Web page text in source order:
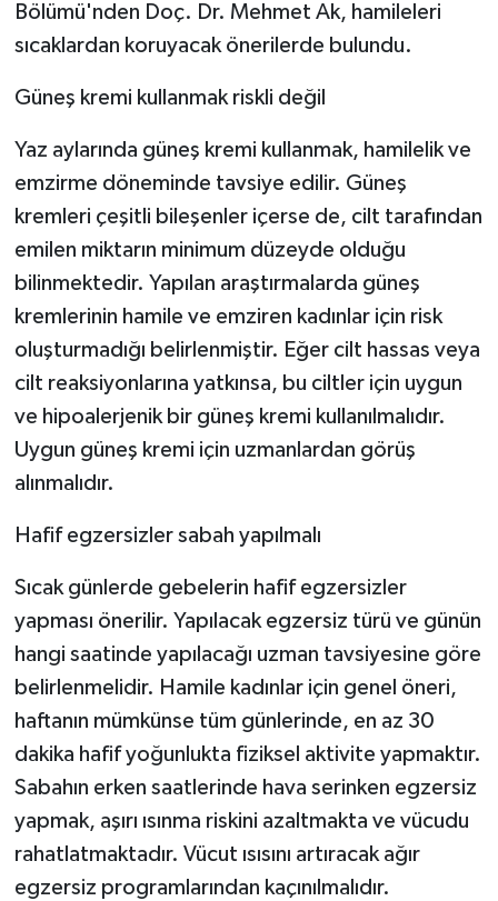
Bölümü'nden Doç. Dr. Mehmet Ak, hamileleri
sıcaklardan koruyacak önerilerde bulundu.
Güneş kremi kullanmak riskli değil
Yaz aylarında güneş kremi kullanmak, hamilelik ve
emzirme döneminde tavsiye edilir. Güneş
kremleri çeşitli bileşenler içerse de, cilt tarafından
emilen miktarın minimum düzeyde olduğu
bilinmektedir. Yapılan araştırmalarda güneş
kremlerinin hamile ve emziren kadınlar için risk
oluşturmadığı belirlenmiştir. Eğer cilt hassas veya
cilt reaksiyonlarına yatkınsa, bu ciltler için uygun
ve hipoalerjenik bir güneş kremi kullanılmalıdır.
Uygun güneş kremi için uzmanlardan görüş
alınmalıdır.
Hafif egzersizler sabah yapılmalı
Sıcak günlerde gebelerin hafif egzersizler
yapması önerilir. Yapılacak egzersiz türü ve günün
hangi saatinde yapılacağı uzman tavsiyesine göre
belirlenmelidir. Hamile kadınlar için genel öneri,
haftanın mümkünse tüm günlerinde, en az 30
dakika hafif yoğunlukta fiziksel aktivite yapmaktır.
Sabahın erken saatlerinde hava serinken egzersiz
yapmak, aşırı ısınma riskini azaltmakta ve vücudu
rahatlatmaktadır. Vücut ısısını artıracak ağır
egzersiz programlarından kaçınılmalıdır.